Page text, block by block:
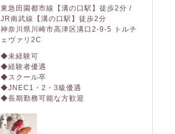
東急田園都市線【溝の口駅】徒歩2分 /
JR南武線【溝の口駅】徒歩2分
神奈川県川崎市高津区溝口2-9-5 トルチ
ェヴァリ2C
◆未経験可
◆経験者優遇
◆スクール卒
◆JNEC1・2・3級優遇
◆長期勤務可能な方歓迎